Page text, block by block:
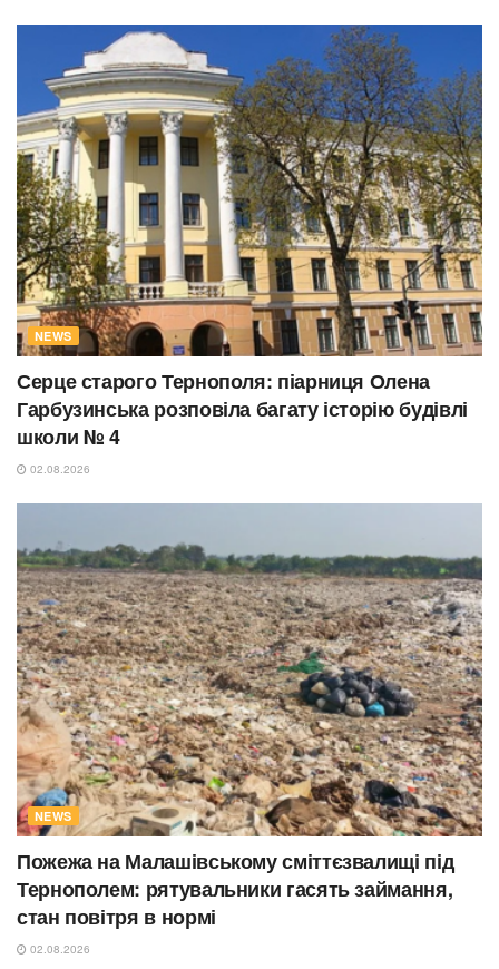
NEWS
Серце старого Тернополя: піарниця Олена
Гарбузинська розповіла багату історію будівлі
школи № 4
02.08.2026
NEWS
Пожежа на Малашівському сміттєзвалищі під
Тернополем: рятувальники гасять займання,
стан повітря в нормі
02.08.2026